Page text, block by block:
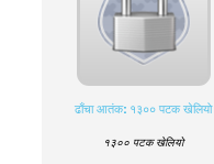
ढाँचा आतंक: १३०० पटक खेलियो
१३०० पटक खेलियो